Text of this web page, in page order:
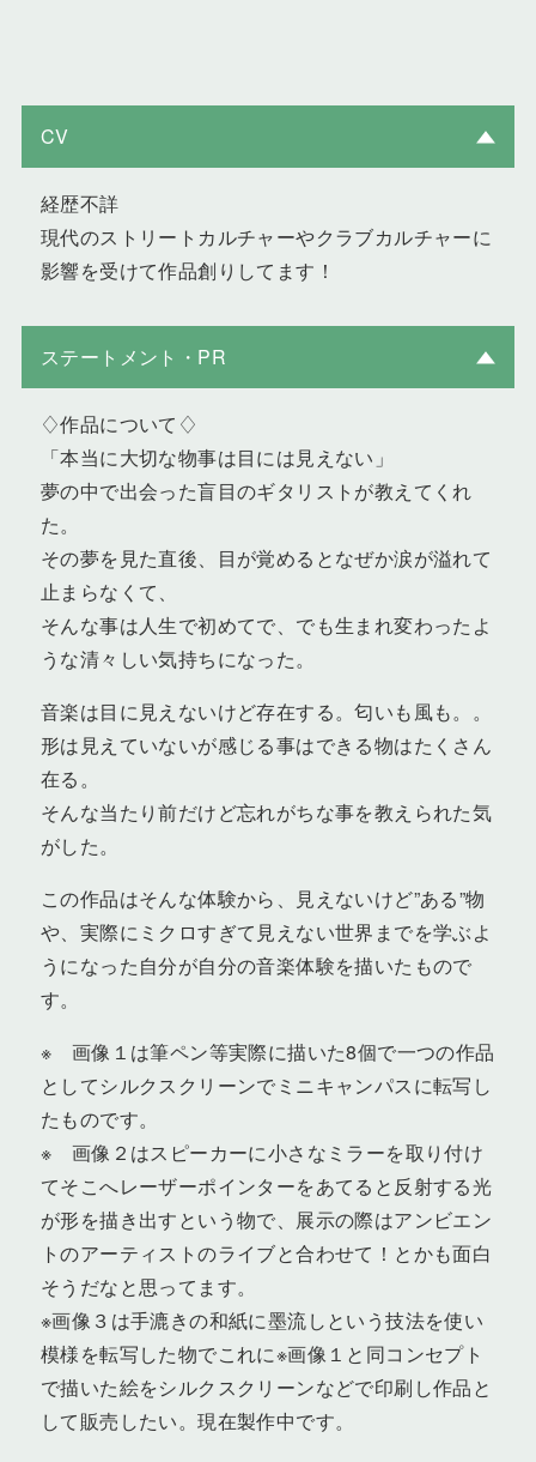
CV
経歴不詳
現代のストリートカルチャーやクラブカルチャーに
影響を受けて作品創りしてます！
ステートメント・PR
♢作品について♢
「本当に大切な物事は目には見えない」
夢の中で出会った盲目のギタリストが教えてくれ
た。
その夢を見た直後、目が覚めるとなぜか涙が溢れて
止まらなくて、
そんな事は人生で初めてで、でも生まれ変わったよ
うな清々しい気持ちになった。
音楽は目に見えないけど存在する。匂いも風も。。
形は見えていないが感じる事はできる物はたくさん
在る。
そんな当たり前だけど忘れがちな事を教えられた気
がした。
この作品はそんな体験から、見えないけど”ある”物
や、実際にミクロすぎて見えない世界までを学ぶよ
うになった自分が自分の音楽体験を描いたもので
す。
※ 画像１は筆ペン等実際に描いた8個で一つの作品
としてシルクスクリーンでミニキャンパスに転写し
たものです。
※ 画像２はスピーカーに小さなミラーを取り付け
てそこへレーザーポインターをあてると反射する光
が形を描き出すという物で、展示の際はアンビエン
トのアーティストのライブと合わせて！とかも面白
そうだなと思ってます。
※画像３は手漉きの和紙に墨流しという技法を使い
模様を転写した物でこれに※画像１と同コンセプト
で描いた絵をシルクスクリーンなどで印刷し作品と
して販売したい。現在製作中です。